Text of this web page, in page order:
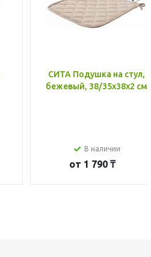
СИТА Подушка на стул,
бежевый, 38/35x38x2 см
В наличии
от 1 790 ₸